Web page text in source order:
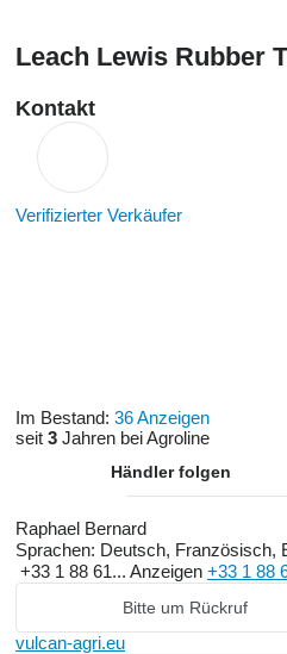
Leach Lewis Rubber
Kontakt
Verifizierter Verkäufer
Im Bestand: 36 Anzeigen
seit 3 Jahren bei Agroline
Händler folgen
Raphael Bernard
Sprachen: Deutsch, Französisch,
+33 1 88 61... Anzeigen +33 1 88
Bitte um Rückruf
vulcan-agri.eu